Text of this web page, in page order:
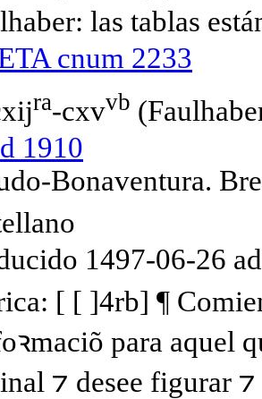
las tablas
cnum 2233
ra-cxvvb
1910
Bonaventura.
1497-06-26
[ [ ]4rb] ¶
para aquel
⁊ desee figurar